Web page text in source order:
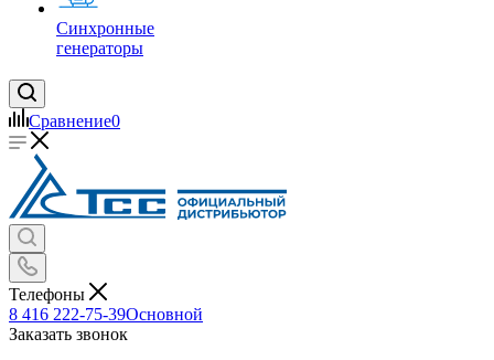
Синхронные
генераторы
Сравнение0
Телефоны
8 416 222-75-39Основной
Заказать звонок